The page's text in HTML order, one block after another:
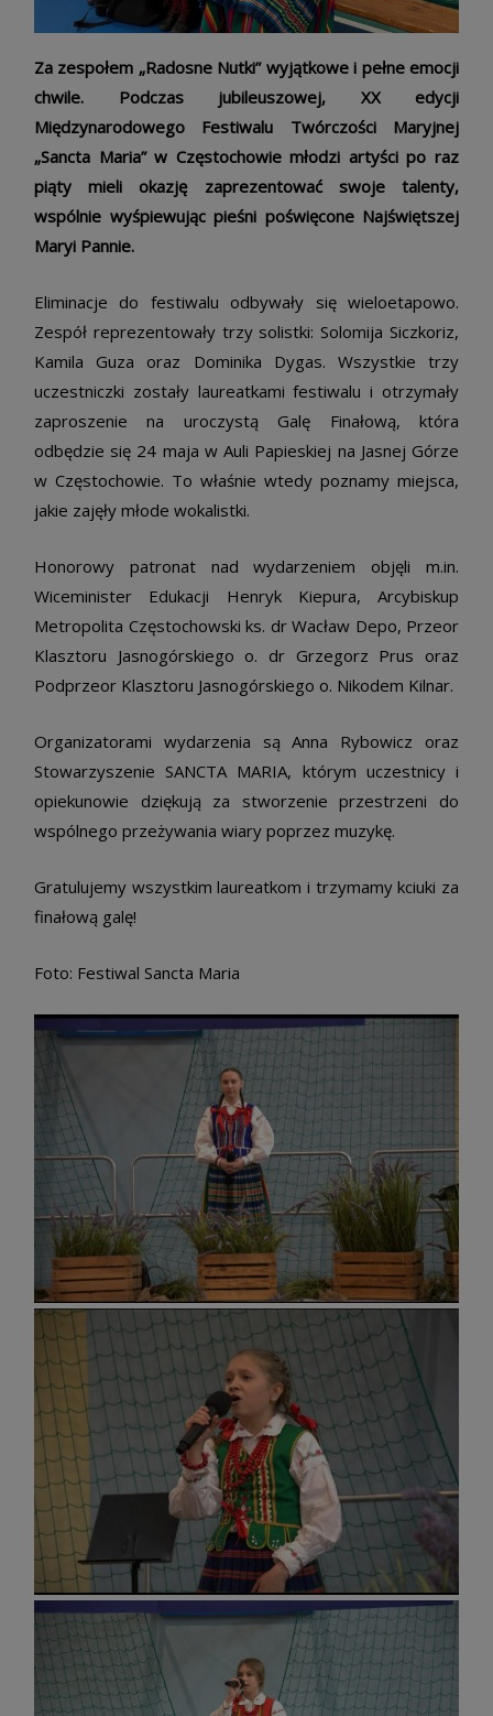
Za zespołem „Radosne Nutki” wyjątkowe i pełne emocji
chwile. Podczas jubileuszowej, XX edycji
Międzynarodowego Festiwalu Twórczości Maryjnej
„Sancta Maria” w Częstochowie młodzi artyści po raz
piąty mieli okazję zaprezentować swoje talenty,
wspólnie wyśpiewując pieśni poświęcone Najświętszej
Maryi Pannie.
Eliminacje do festiwalu odbywały się wieloetapowo.
Zespół reprezentowały trzy solistki: Solomija Siczkoriz,
Kamila Guza oraz Dominika Dygas. Wszystkie trzy
uczestniczki zostały laureatkami festiwalu i otrzymały
zaproszenie na uroczystą Galę Finałową, która
odbędzie się 24 maja w Auli Papieskiej na Jasnej Górze
w Częstochowie. To właśnie wtedy poznamy miejsca,
jakie zajęły młode wokalistki.
Honorowy patronat nad wydarzeniem objęli m.in.
Wiceminister Edukacji Henryk Kiepura, Arcybiskup
Metropolita Częstochowski ks. dr Wacław Depo, Przeor
Klasztoru Jasnogórskiego o. dr Grzegorz Prus oraz
Podprzeor Klasztoru Jasnogórskiego o. Nikodem Kilnar.
Organizatorami wydarzenia są Anna Rybowicz oraz
Stowarzyszenie SANCTA MARIA, którym uczestnicy i
opiekunowie dziękują za stworzenie przestrzeni do
wspólnego przeżywania wiary poprzez muzykę.
Gratulujemy wszystkim laureatkom i trzymamy kciuki za
finałową galę!
Foto: Festiwal Sancta Maria